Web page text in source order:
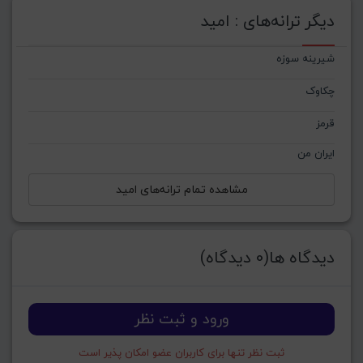
دیگر ترانه‌های : امید
شیرینه سوزه
چکاوک
قرمز
ایران من
مشاهده تمام ترانه‌های امید
دیدگاه ها(0 دیدگاه)
ورود و ثبت نظر
ثبت نظر تنها برای کاربران عضو امکان پذیر است